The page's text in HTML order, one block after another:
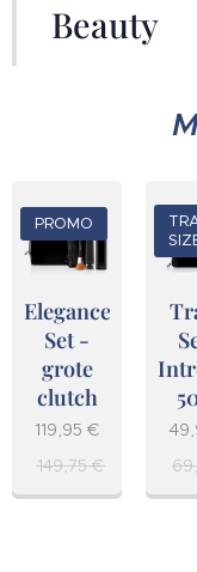
Beauty
Elegance
Set -
grote
clutch
PROMO
119,95 €
149,75€